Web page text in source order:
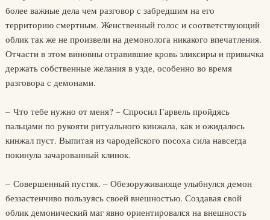
более важные дела чем разговор с забредшим на его
территорию смертным. Женственный голос и соответствующий
облик так же не произвели на демонолога никакого впечатления.
Отчасти в этом виновны отравившие кровь эликсиры и привычка
держать собственные желания в узде, особенно во время
разговора с демонами.
– Что тебе нужно от меня? – Спросил Гарвель пройдясь
пальцами по рукояти ритуального кинжала, как и ожидалось
кинжал пуст. Выпитая из чародейского посоха сила навсегда
покинула зачарованный клинок.
– Совершенный пустяк. – Обезоруживающе улыбнулся демон
беззастенчиво пользуясь своей внешностью. Создавая свой
облик демонический маг явно ориентировался на внешность